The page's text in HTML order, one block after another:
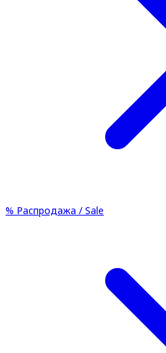
% Распродажа / Sale